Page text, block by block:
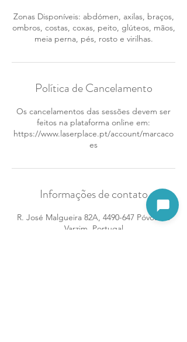
Zonas Disponíveis: abdómen, axilas, braços,
ombros, costas, coxas, peito, glúteos, mãos,
meia perna, pés, rosto e virilhas.
Política de Cancelamento
Os cancelamentos das sessões devem ser
feitos na plataforma online em:
https://www.laserplace.pt/account/marcaco
es
Informações de contato
R. José Malgueira 82A, 4490-647 Póvoa de
Varzim, Portugal
Abrir